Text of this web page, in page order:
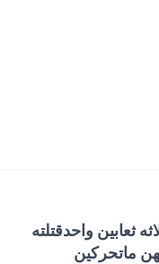
ثعابين واحدقتلته
ماتحركين